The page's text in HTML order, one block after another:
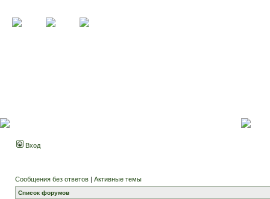
Вход
Сообщения без ответов | Активные темы
Список форумов